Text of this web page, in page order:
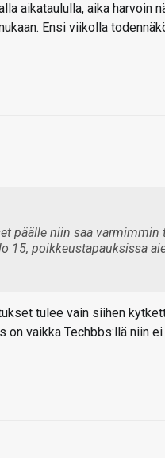
aikataululla, aika harvoin
Ensi viikolla
päälle niin saa varmimmin
15, poikkeustapauksissa
tulee vain siihen
on vaikka Techbbs:llä niin